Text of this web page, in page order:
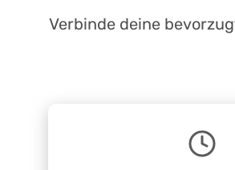
Verbinde deine